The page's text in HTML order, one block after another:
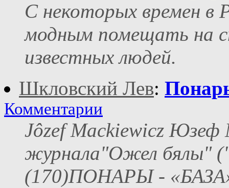
С некоторых времен в
модным помещать на
известных людей.
Шкловский Лев:
Комментарии
Jôzef Mackiewicz Юзеф
журнала"Ожел бялы"
(170)ПОНАРЫ -